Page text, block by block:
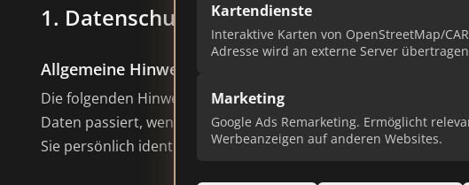
Kartendienste
Interaktive Karten von OpenStreetMap/
Adresse wird an externe Server
Marketing
Google Ads Remarketing. Ermöglicht
Werbeanzeigen auf anderen Websites.
1. Datenschutz auf einen Blick
Allgemeine Hinweise
Die folgenden Hinweise geben einen einfachen Überblick
Daten passiert, wenn Sie diese Website besuchen.
Sie persönlich identifiziert werden können.